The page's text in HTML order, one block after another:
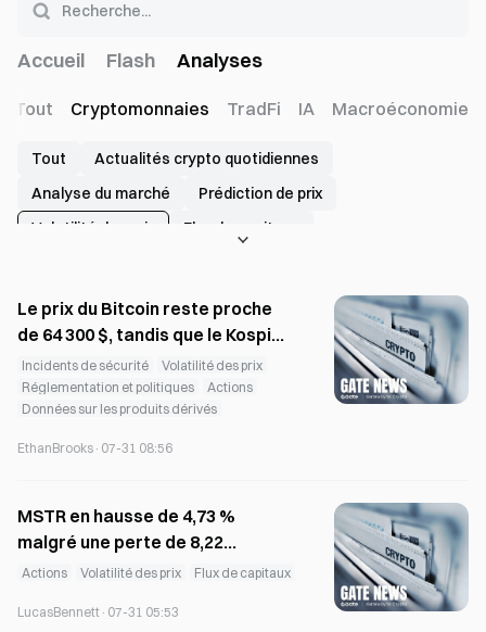
Accueil Flash Analyses
Tout Cryptomonnaies TradFi IA Macroéconomie
Tout
Actualités crypto quotidiennes
Analyse du marché
Prédiction de prix
Volatilité des prix
Flux de capitaux
Marchés de prédiction
Investissement et financement
Progression du projet
Événements de tokens
Partenariats & Écosystème
Risque lié à l’exchange
Incidents de sécurité
Données on-chain
bitcoin news
ethereum news
XRP news
solana news
USDT news
USDC news
dogecoin news
pi network news
pepe news
SHIB news
BNB news uniswap news
Le prix du Bitcoin reste proche
de 64 300 $, tandis que le Kospi
rebondit et que l’exploit de
Coldcard frappe.
Incidents de sécurité
Volatilité des prix
Réglementation et politiques
Actions
Données sur les produits dérivés
EthanBrooks · 07-31 08:56
MSTR en hausse de 4,73 %
malgré une perte de 8,22
milliards de dollars au 2e
de Bitcoin
Actions Volatilité des prix Flux de capitaux
LucasBennett · 07-31 05:53